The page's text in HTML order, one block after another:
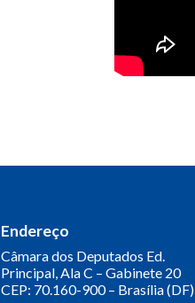
Endereço
Câmara dos Deputados Ed.
Principal, Ala C – Gabinete 20
CEP: 70.160-900 – Brasília (DF)